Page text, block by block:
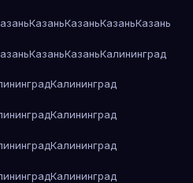
КазаньКазаньКазаньКазань
КазаньКазаньКалининград
Калининград
Калининград
Калининград
Калининград